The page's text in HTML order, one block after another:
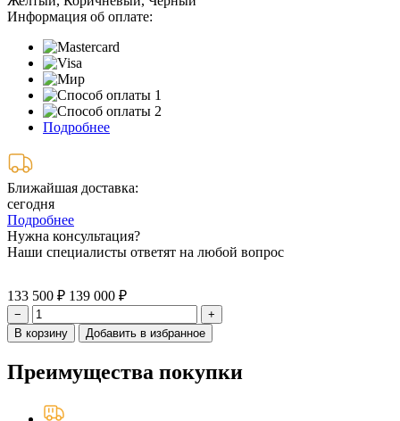
Информация об оплате:
Подробнее
Ближайшая доставка:
сегодня
Подробнее
Нужна консультация?
Наши специалисты ответят на любой вопрос
133 500 ₽ 139 000 ₽
−
+
В корзину
Добавить в избранное
Преимущества покупки